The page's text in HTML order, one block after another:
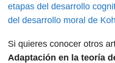
etapas del desarrollo
del desarrollo moral de
Si quieres conocer otros
Adaptación en la teoría